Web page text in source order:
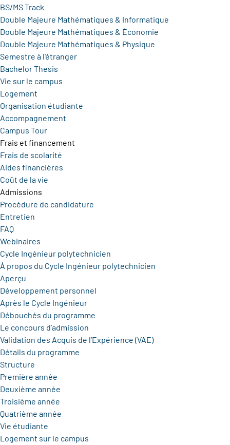
BS/MS Track
Double Majeure Mathématiques & Informatique
Double Majeure Mathématiques & Économie
Double Majeure Mathématiques & Physique
Semestre à l'étranger
Bachelor Thesis
Vie sur le campus
Logement
Organisation étudiante
Accompagnement
Campus Tour
Frais et financement
Frais de scolarité
Aides financières
Coût de la vie
Admissions
Procédure de candidature
Entretien
FAQ
Webinaires
Cycle Ingénieur polytechnicien
À propos du Cycle Ingénieur polytechnicien
Aperçu
Développement personnel
Après le Cycle Ingénieur
Débouchés du programme
Le concours d’admission
Validation des Acquis de l’Expérience (VAE)
Détails du programme
Structure
Première année
Deuxième année
Troisième année
Quatrième année
Vie étudiante
Logement sur le campus